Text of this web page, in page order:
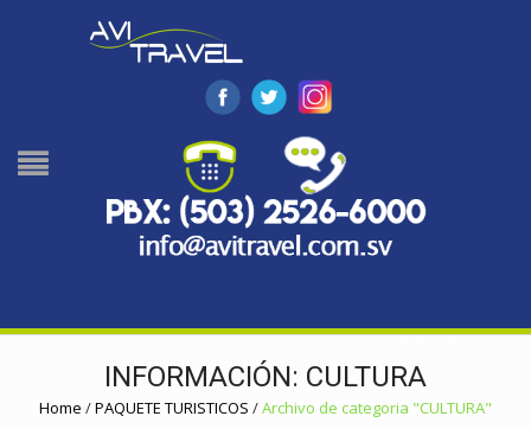
INFORMACIÓN: CULTURA
Home /PAQUETE TURISTICOS /Archivo de categoria "CULTURA"